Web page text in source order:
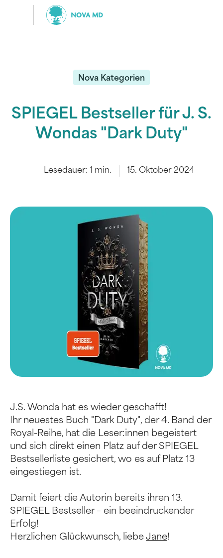
Nova Kategorien
SPIEGEL Bestseller für J. S.
Wondas "Dark Duty"
Lesedauer: 1 min. 15. Oktober 2024
J.S. Wonda hat es wieder geschafft!
Ihr neuestes Buch "Dark Duty", der 4. Band der
Royal-Reihe, hat die Leser:innen begeistert
und sich direkt einen Platz auf der SPIEGEL
Bestsellerliste gesichert, wo es auf Platz 13
eingestiegen ist.
Damit feiert die Autorin bereits ihren 13.
SPIEGEL Bestseller – ein beeindruckender
Erfolg!
Herzlichen Glückwunsch, liebe Jane!